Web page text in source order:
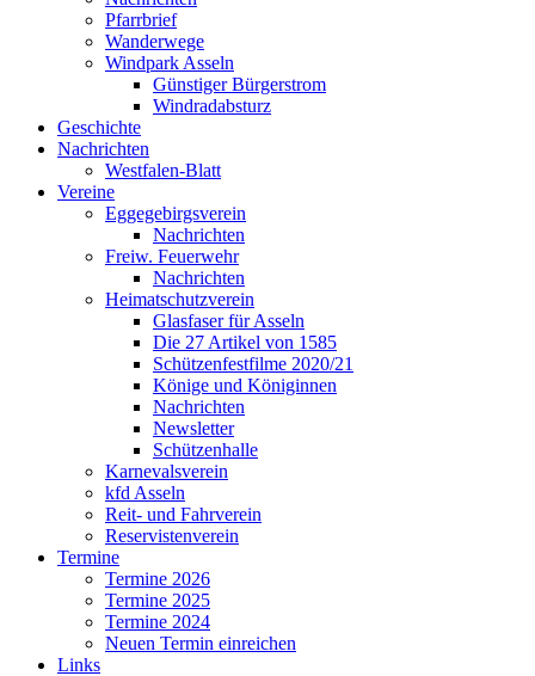
Pfarrbrief
Wanderwege
Windpark Asseln
Günstiger Bürgerstrom
Windradabsturz
Geschichte
Nachrichten
Westfalen-Blatt
Vereine
Eggegebirgsverein
Nachrichten
Freiw. Feuerwehr
Nachrichten
Heimatschutzverein
Glasfaser für Asseln
Die 27 Artikel von 1585
Schützenfestfilme 2020/21
Könige und Königinnen
Nachrichten
Newsletter
Schützenhalle
Karnevalsverein
kfd Asseln
Reit- und Fahrverein
Reservistenverein
Termine
Termine 2026
Termine 2025
Termine 2024
Neuen Termin einreichen
Links